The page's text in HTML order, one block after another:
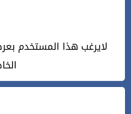
لايرغب هذا المستخدم